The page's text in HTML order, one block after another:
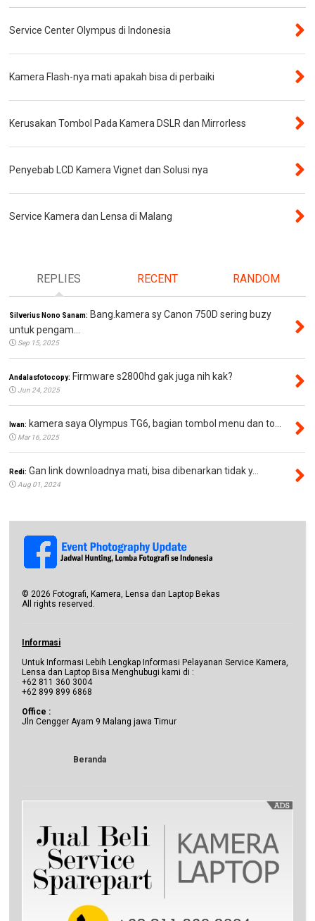
Service Center Olympus di Indonesia
Kamera Flash-nya mati apakah bisa di perbaiki
Kerusakan Tombol Pada Kamera DSLR dan Mirrorless
Penyebab LCD Kamera Vignet dan Solusi nya
Service Kamera dan Lensa di Malang
REPLIES RECENT RANDOM
Silverius Nono Sanam: Bang.kamera sy Canon 750D sering buzy
untuk pengam...
Sep 15, 2025
Andalasfotocopy: Firmware s2800hd gak juga nih kak?
Jun 24, 2025
Iwan: kamera saya Olympus TG6, bagian tombol menu dan to...
Mar 16, 2025
Redi: Gan link downloadnya mati, bisa dibenarkan tidak y...
Aug 01, 2024
©2026 Fotografi, Kamera, Lensa dan Laptop Bekas
All rights reserved.
Informasi
Untuk Informasi Lebih Lengkap Informasi Pelayanan Service Kamera,
Lensa dan Laptop Bisa Menghubugi kami di :
+62 811 360 3004
+62 899 899 6868
Office :
Jln Cengger Ayam 9 Malang jawa Timur
Beranda